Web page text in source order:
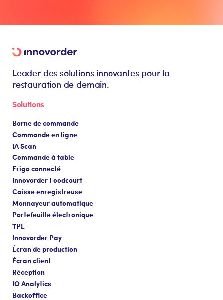
Leader des solutions innovantes pour la
restauration de demain.
Solutions
Borne de commande
Commande en ligne
IA Scan
Commande à table
Frigo connecté
Innovorder Foodcourt
Caisse enregistreuse
Monnayeur automatique
Portefeuille électronique
TPE
Innovorder Pay
Écran de production
Écran client
Réception
IO Analytics
Backoffice